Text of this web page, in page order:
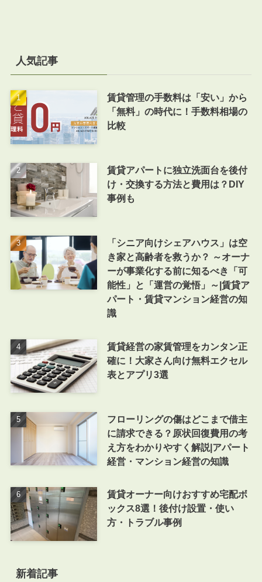
人気記事
賃貸管理の手数料は「安い」から
「無料」の時代に！手数料相場の
比較
賃貸アパートに独立洗面台を後付
け・交換する方法と費用は？DIY
事例も
「シニア向けシェアハウス」は空
き家と高齢者を救うか？ ～オーナ
ーが事業化する前に知るべき「可
能性」と「運営の覚悟」～|賃貸ア
パート・賃貸マンション経営の知
識
賃貸経営の家賃管理をカンタン正
確に！大家さん向け無料エクセル
表とアプリ3選
フローリングの傷はどこまで借主
に請求できる？原状回復費用の考
え方をわかりやすく解説|アパート
経営・マンション経営の知識
賃貸オーナー向けおすすめ宅配ボ
ックス8選！後付け設置・使い
方・トラブル事例
新着記事